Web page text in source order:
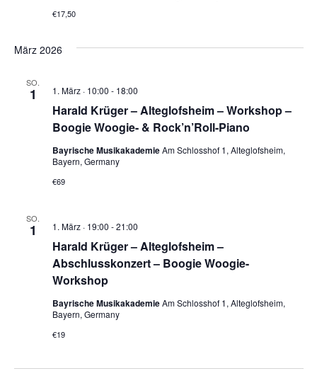
€17,50
März 2026
SO.
1
Harald Krüger – Alteglofsheim – Workshop –
Boogie Woogie- & Rock’n’Roll-Piano
1. März · 10:00 - 18:00
Bayrische MusikakademieAm Schlosshof 1, Alteglofsheim,
Bayern, Germany
€69
SO.
1
Harald Krüger – Alteglofsheim –
Abschlusskonzert – Boogie Woogie-
Workshop
1. März · 19:00 -21:00
Bayrische MusikakademieAm Schlosshof 1, Alteglofsheim,
Bayern, Germany
€19